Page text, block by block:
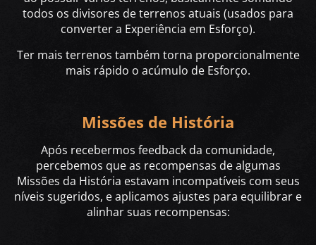
todos os divisores de terrenos atuais (usados para
converter a Experiência em Esforço).
Ter mais terrenos também torna proporcionalmente
mais rápido o acúmulo de Esforço.
Missões de História
Após recebermos feedback da comunidade,
percebemos que as recompensas de algumas
Missões da História estavam incompatíveis com seus
níveis sugeridos, e aplicamos ajustes para equilibrar e
alinhar suas recompensas: